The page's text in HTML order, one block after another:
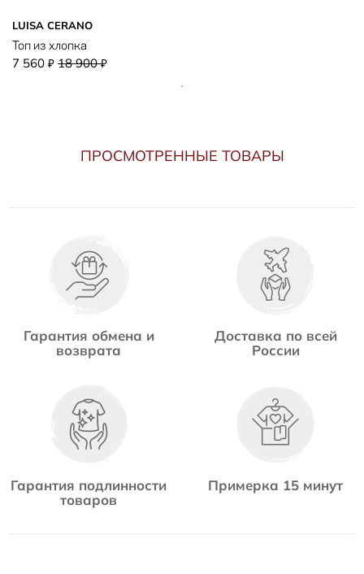
LUISA CERANO
Топ из хлопка
7 560 ₽ 18 900₽
ПРОСМОТРЕННЫЕ ТОВАРЫ
Гарантия обмена и
возврата
Доставка по всей
России
Гарантия подлинности
товаров
Примерка 15 минут